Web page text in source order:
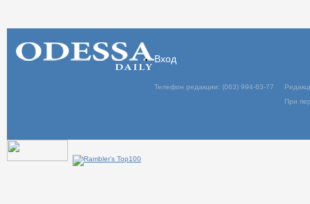
Вход
Телефон редакции: (063) 994-63-77
При